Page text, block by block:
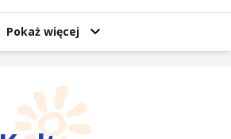
Pokaż więcej